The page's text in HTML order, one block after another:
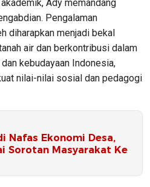
Ady memandang
Pengalaman
diharapkan menjadi bekal
air dan berkontribusi dalam
kebudayaan Indonesia,
nilai-nilai sosial dan pedagogi
Nafas Ekonomi Desa,
Sorotan Masyarakat Ke